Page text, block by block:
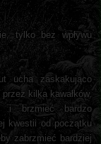
tylko bez wpływu
ucha zaskakująco
kilka kawałków,
i brzmieć bardzo
kwestii od początku
zabrzmieć bardziej